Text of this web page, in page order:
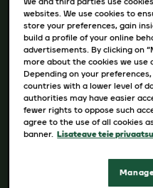
tasakaalustatud
See kohv on
tumedama röstiga
erilisele
Velvetit pehme
aitab esile tuua
ainulaadse iseloomu.
Suurepärane valik
austajatele kui ka
websites. We use cookies to
store your preferences, gain
build a profile of your online
advertisements. By clicking on
more about the cookies we use
Depending on your
countries with a lower level of
authorities may have easier
fewer rights to oppose such
agree to the use of all cookies
banner. Lisateave teie